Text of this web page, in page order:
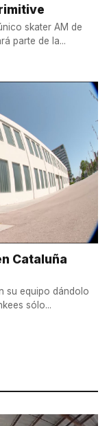
skater AM de
parte de la...
Cataluña
su equipo dándolo
sólo...